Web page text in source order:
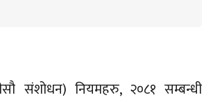
संशोधन) नियमहरु, २०८१ सम्बन्धी